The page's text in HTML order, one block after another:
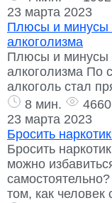
23 марта 2023
Плюсы и минусы
алкоголизма
Плюсы и минусы
алкоголизма По
алкоголь стал
8 мин.
4660
23 марта 2023
Бросить
Бросить
можно
том, как человек